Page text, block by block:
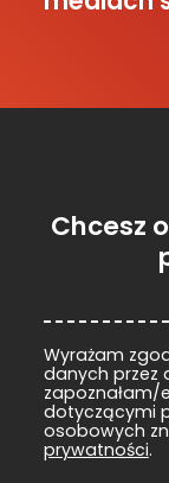
Chcesz
Wyrażam
danych przez
zapoznałam/
dotyczącymi
osobowych
prywatności.